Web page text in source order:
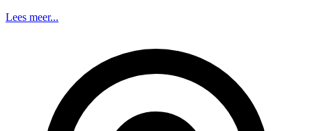
Lees meer...